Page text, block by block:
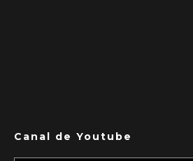
Canal de Youtube